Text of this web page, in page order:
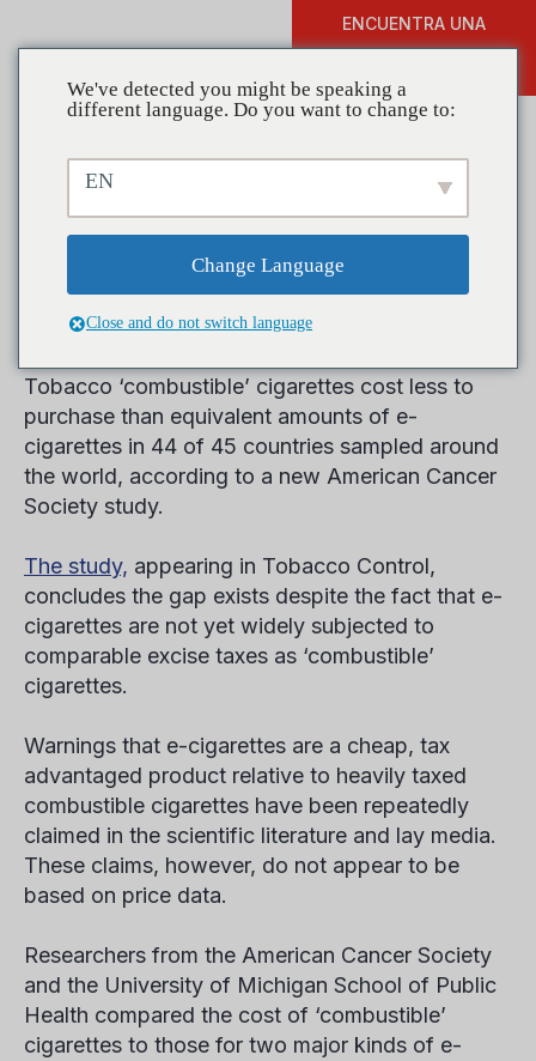
ENCUENTRA UNA
Traditional Cigarettes Cost
Less to use than E-
cigarettes, Study Finds
Tobacco ‘combustible’ cigarettes cost less to
purchase than equivalent amounts of e-
cigarettes in 44 of 45 countries sampled around
the world, according to a new American Cancer
Society study.
The study, appearing in Tobacco Control,
concludes the gap exists despite the fact that e-
cigarettes are not yet widely subjected to
comparable excise taxes as ‘combustible’
cigarettes.
Warnings that e-cigarettes are a cheap, tax
advantaged product relative to heavily taxed
combustible cigarettes have been repeatedly
claimed in the scientific literature and lay media.
These claims, however, do not appear to be
based on price data.
Researchers from the American Cancer Society
and the University of Michigan School of Public
Health compared the cost of ‘combustible’
cigarettes to those for two major kinds of e-
We've detected you might be speaking a
different language. Do you want to change to:
EN
Change Language
Close and do not switch language